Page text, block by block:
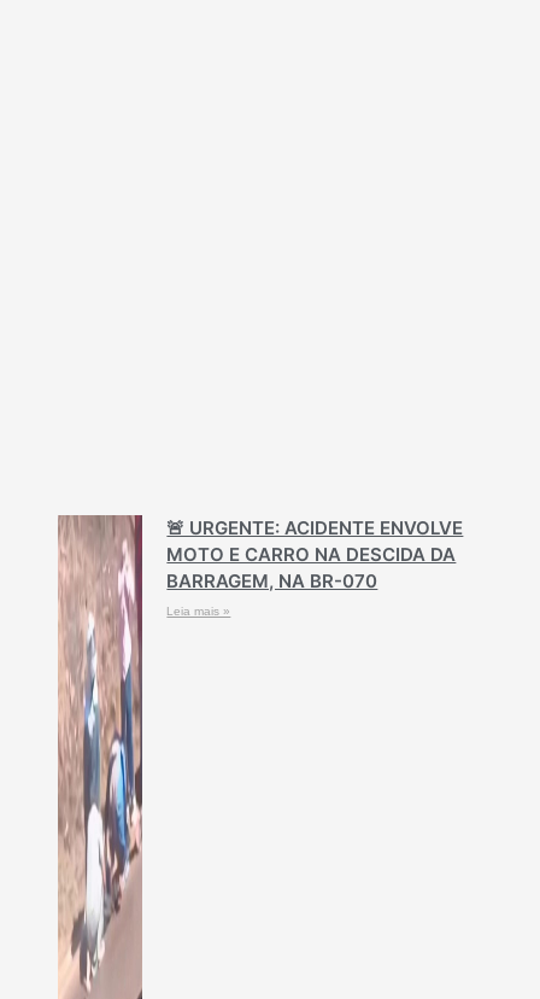
🚨 URGENTE: ACIDENTE ENVOLVE
MOTO E CARRO NA DESCIDA DA
BARRAGEM, NA BR-070
Leia mais »